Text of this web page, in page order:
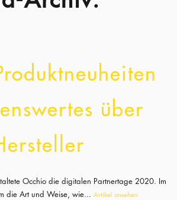
über
Occhio die digitalen Partnertage 2020. Im
die Art und Weise, wie... Artikel ansehen